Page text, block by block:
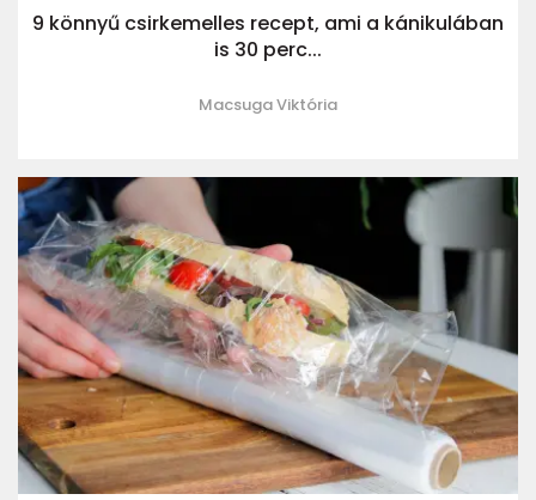
9 könnyű csirkemelles recept, ami a kánikulában
is 30 perc...
Macsuga Viktória